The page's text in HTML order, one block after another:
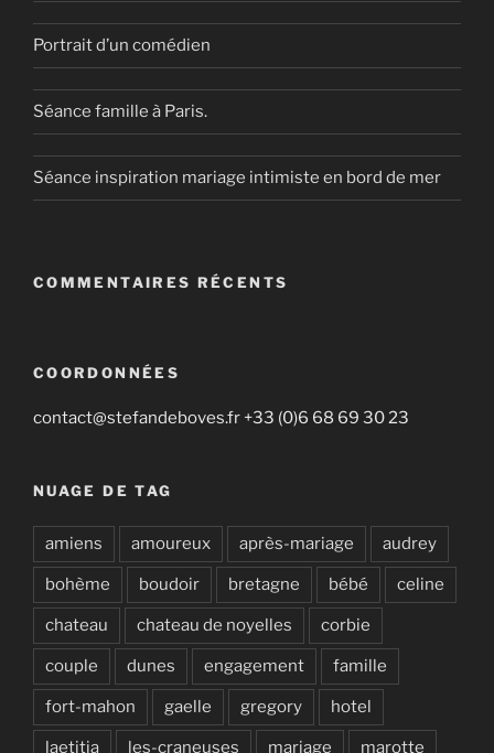
Portrait d’un comédien
Séance famille à Paris.
Séance inspiration mariage intimiste en bord de mer
COMMENTAIRES RÉCENTS
COORDONNÉES
contact@stefandeboves.fr +33 (0)6 68 69 30 23
NUAGE DE TAG
amiens amoureux après-mariage audrey
bohème boudoir bretagne bébé celine
chateau chateau de noyelles corbie
couple dunes engagement famille
fort-mahon gaelle gregory hotel
laetitia les-craneuses mariage marotte